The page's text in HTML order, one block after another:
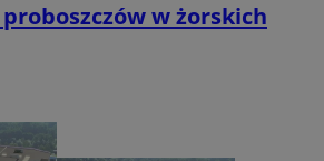
w żorskich